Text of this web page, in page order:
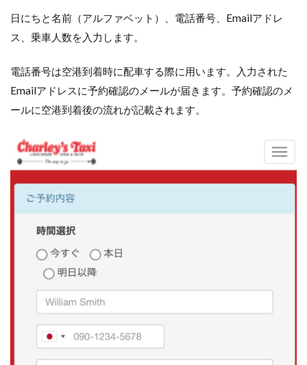
2
ホ
か
ら
港
の
移
動
ャ
ー
リーズタク
シー
日にちと名前（アルファベット）、電話番号、Emailアドレ
ス、乗車人数を入力します。
電話番号は空港到着時に配車する際に用います。入力された
Emailアドレスに予約確認のメールが届きます。予約確認のメ
ールに空港到着後の流れが記載されます。